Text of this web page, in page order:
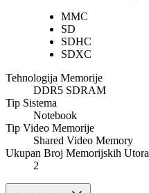
MMC
SD
SDHC
SDXC
Tehnologija Memorije
DDR5 SDRAM
Tip Sistema
Notebook
Tip Video Memorije
Shared Video Memory
Ukupan Broj Memorijskih Utorа
2